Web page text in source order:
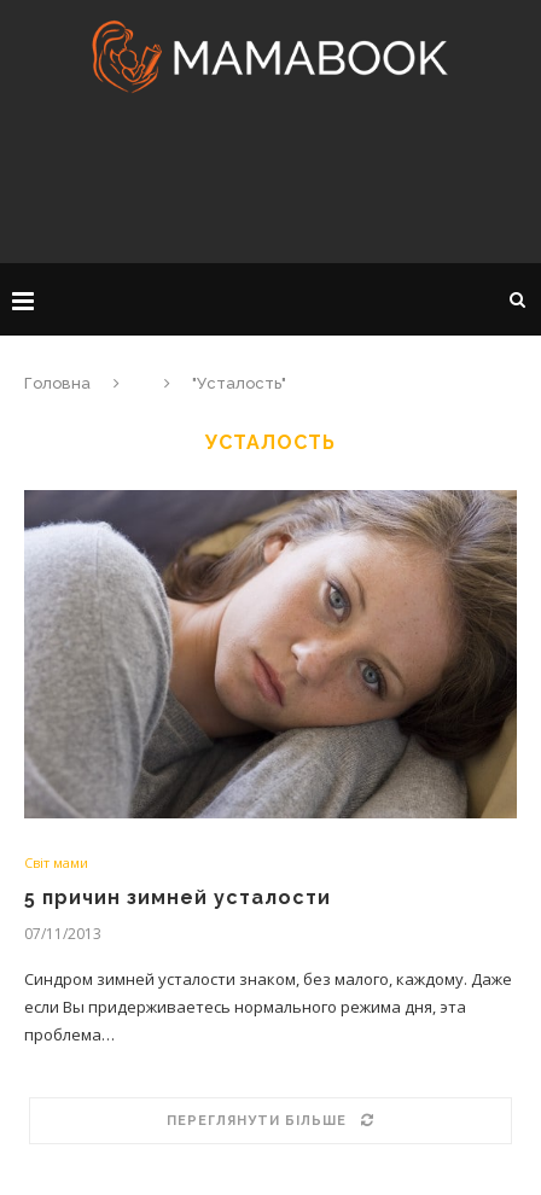
Головна "Усталость"
УСТАЛОСТЬ
Світ мами
5 причин зимней усталости
07/11/2013
Синдром зимней усталости знаком, без малого, каждому. Даже
если Вы придерживаетесь нормального режима дня, эта
проблема…
ПЕРЕГЛЯНУТИ БІЛЬШЕ